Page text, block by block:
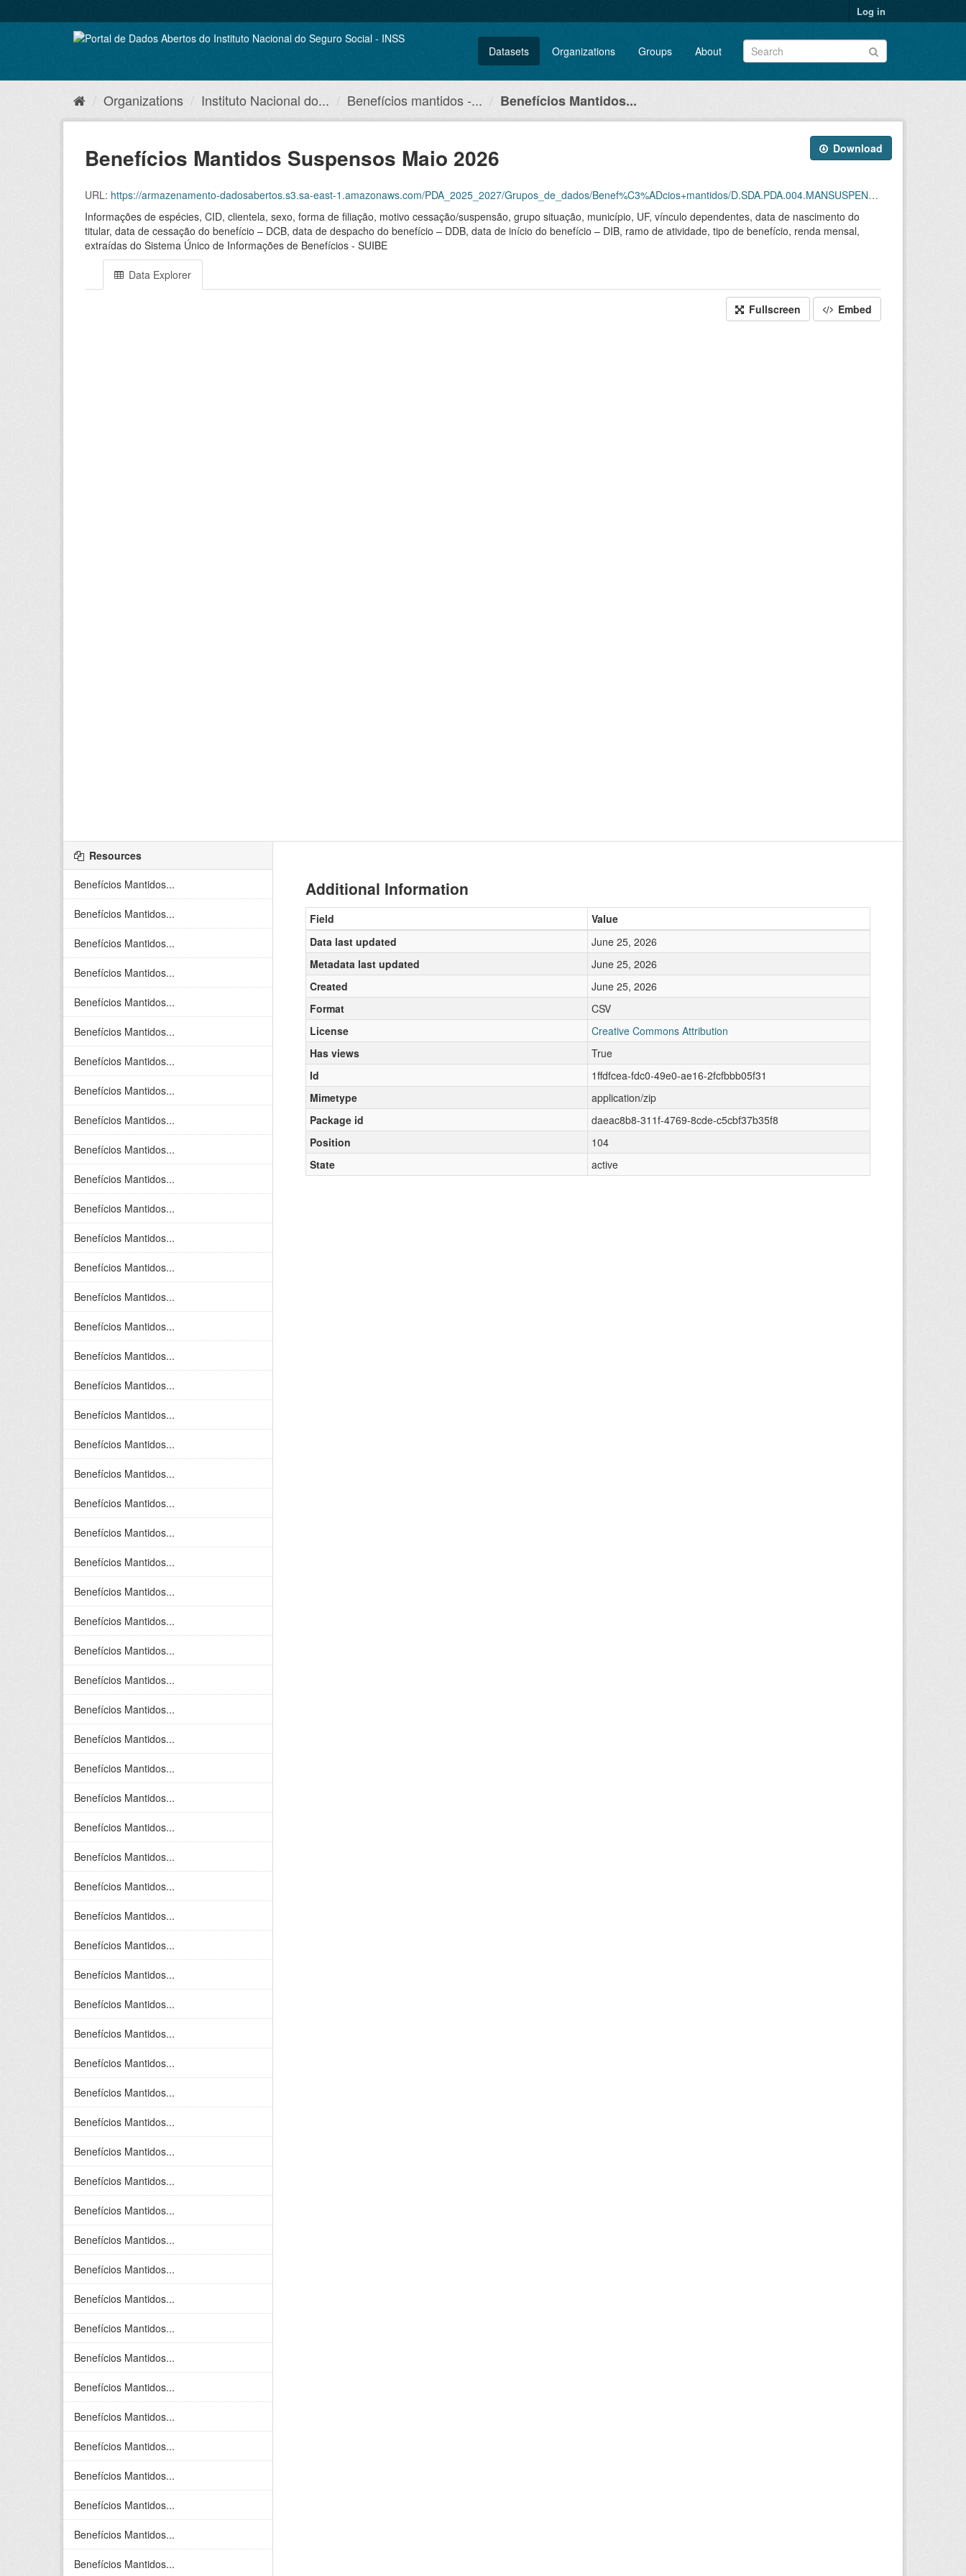
to
Log in
Datasets Organizations Groups About
Organizations Instituto Nacional do... Benefícios mantidos -... Benefícios Mantidos...
Download
Benefícios Mantidos Suspensos Maio 2026
URL: https://armazenamento-dadosabertos.s3.sa-east-1.amazonaws.com/PDA_2025_2027/Grupos_de_dados/Benef%C3%ADcios+mantidos/D.SDA.PDA.004.MANSUSPENSOS.202605.CSV.ZIP
Informações de espécies, CID, clientela, sexo, forma de filiação, motivo cessação/suspensão, grupo situação, município, UF, vínculo dependentes, data de nascimento do
titular, data de cessação do benefício – DCB, data de despacho do benefício – DDB, data de início do benefício – DIB, ramo de atividade, tipo de benefício, renda mensal,
extraídas do Sistema Único de Informações de Benefícios - SUIBE
Data Explorer
Fullscreen Embed
Resources
Benefícios Mantidos...
Benefícios Mantidos...
Benefícios Mantidos...
Benefícios Mantidos...
Benefícios Mantidos...
Benefícios Mantidos...
Benefícios Mantidos...
Benefícios Mantidos...
Benefícios Mantidos...
Benefícios Mantidos...
Benefícios Mantidos...
Benefícios Mantidos...
Benefícios Mantidos...
Benefícios Mantidos...
Benefícios Mantidos...
Benefícios Mantidos...
Benefícios Mantidos...
Benefícios Mantidos...
Benefícios Mantidos...
Benefícios Mantidos...
Benefícios Mantidos...
Benefícios Mantidos...
Benefícios Mantidos...
Benefícios Mantidos...
Benefícios Mantidos...
Benefícios Mantidos...
Benefícios Mantidos...
Benefícios Mantidos...
Benefícios Mantidos...
Benefícios Mantidos...
Benefícios Mantidos...
Benefícios Mantidos...
Benefícios Mantidos...
Benefícios Mantidos...
Benefícios Mantidos...
Benefícios Mantidos...
Benefícios Mantidos...
Benefícios Mantidos...
Benefícios Mantidos...
Benefícios Mantidos...
Benefícios Mantidos...
Benefícios Mantidos...
Benefícios Mantidos...
Benefícios Mantidos...
Benefícios Mantidos...
Benefícios Mantidos...
Benefícios Mantidos...
Benefícios Mantidos...
Benefícios Mantidos...
Benefícios Mantidos...
Benefícios Mantidos...
Benefícios Mantidos...
Benefícios Mantidos...
Benefícios Mantidos...
Benefícios Mantidos...
Benefícios Mantidos...
Benefícios Mantidos...
Benefícios Mantidos...
Additional Information
Field
Value
Data last updated
June 25, 2026
Metadata last updated
June 25, 2026
Created
June 25, 2026
Format
CSV
License
Creative Commons Attribution
Has views
True
Id
1ffdfcea-fdc0-49e0-ae16-2fcfbbb05f31
Mimetype
application/zip
Package id
daeac8b8-311f-4769-8cde-c5cbf37b35f8
Position
104
State
active